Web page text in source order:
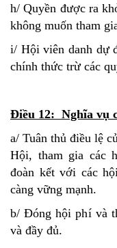
h/ Quyền được ra
không muốn tham
i/ Hội viên danh dự
chính thức trừ các
Điều 12: Nghĩa vụ
a/ Tuân thủ điều lệ
Hội, tham gia các
đoàn kết với các
càng vững mạnh.
b/ Đóng hội phí và
và đầy đủ.